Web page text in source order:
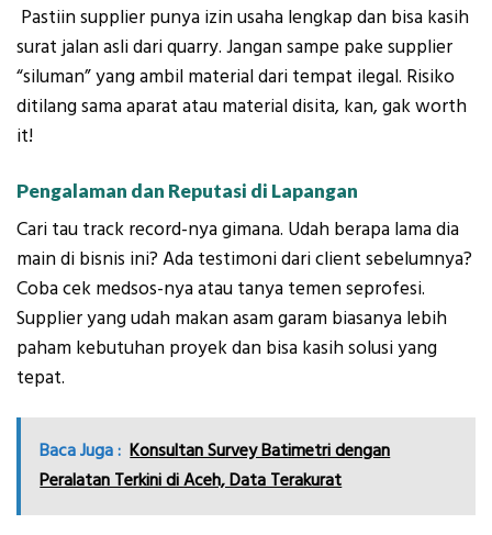
Pastiin supplier punya izin usaha lengkap dan bisa kasih
surat jalan asli dari quarry. Jangan sampe pake supplier
“siluman” yang ambil material dari tempat ilegal. Risiko
ditilang sama aparat atau material disita, kan, gak worth
it!
Pengalaman dan Reputasi di Lapangan
Cari tau track record-nya gimana. Udah berapa lama dia
main di bisnis ini? Ada testimoni dari client sebelumnya?
Coba cek medsos-nya atau tanya temen seprofesi.
Supplier yang udah makan asam garam biasanya lebih
paham kebutuhan proyek dan bisa kasih solusi yang
tepat.
Baca Juga : Konsultan Survey Batimetri dengan
Peralatan Terkini di Aceh, Data Terakurat